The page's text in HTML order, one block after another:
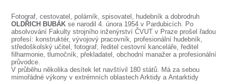
Fotograf, cestovatel, polárník, spisovatel, hudebník a dobrodruh
OLDŘICH BUBÁKse narodil 4. února 1954 v Pardubicích. Po
absolvování Fakulty strojního inženýrství ČVUT v Praze prošel řadou
profesí: konstruktér, vývojový pracovník, profesionální hudebník,
středoškolský učitel, fotograf, ředitel cestovní kanceláře, ředitel
filharmonie, tlumočník, překladatel, obchodní manažer a profesionální
průvodce.
V průběhu několika desítek let navštívil 180 států. Má za sebou
mimořádné výkony v extrémních oblastech Arktidy a Antarktidy